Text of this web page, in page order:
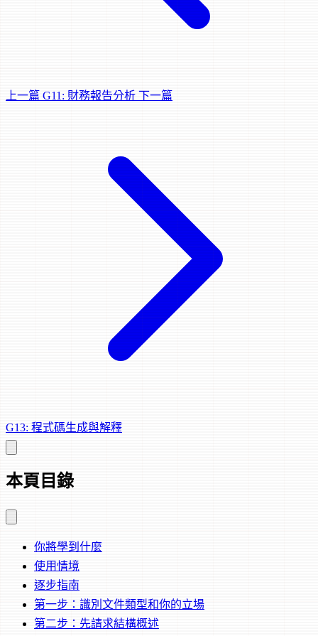
上一篇 G11: 財務報告分析 下一篇
G13: 程式碼生成與解釋
本頁目錄
你將學到什麼
使用情境
逐步指南
第一步：識別文件類型和你的立場
第二步：先請求結構概述